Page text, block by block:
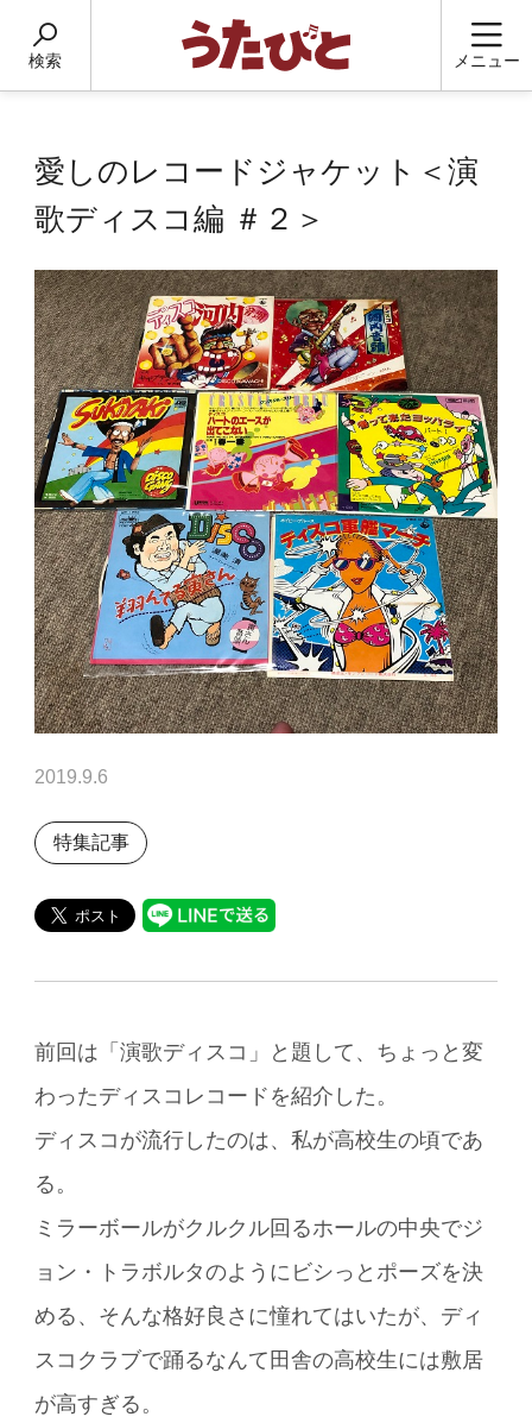
検索 メニュー
愛しのレコードジャケット＜演
歌ディスコ編 ＃２＞
2019.9.6
特集記事
前回は「演歌ディスコ」と題して、ちょっと変
わったディスコレコードを紹介した。
ディスコが流行したのは、私が高校生の頃であ
る。
ミラーボールがクルクル回るホールの中央でジ
ョン・トラボルタのようにビシっとポーズを決
める、そんな格好良さに憧れてはいたが、ディ
スコクラブで踊るなんて田舎の高校生には敷居
が高すぎる。